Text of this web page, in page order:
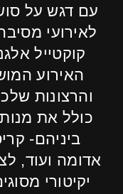
עם דגש על
לאירועי
קוקטייל
האירוע
והרצונות
כולל את
ביניהם-
אדומה ועוד,
יקיטורי